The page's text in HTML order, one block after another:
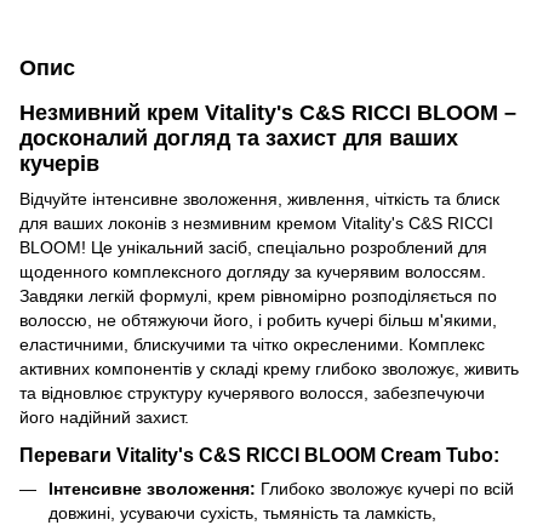
Опис
Незмивний крем Vitality's C&S RICCI BLOOM –
досконалий догляд та захист для ваших
кучерів
Відчуйте інтенсивне зволоження, живлення, чіткість та блиск
для ваших локонів з незмивним кремом Vitality's C&S RICCI
BLOOM! Це унікальний засіб, спеціально розроблений для
щоденного комплексного догляду за кучерявим волоссям.
Завдяки легкій формулі, крем рівномірно розподіляється по
волоссю, не обтяжуючи його, і робить кучері більш м'якими,
еластичними, блискучими та чітко окресленими. Комплекс
активних компонентів у складі крему глибоко зволожує, живить
та відновлює структуру кучерявого волосся, забезпечуючи
його надійний захист.
Переваги Vitality's C&S RICCI BLOOM Cream Tubo:
Інтенсивне зволоження: Глибоко зволожує кучері по всій
довжині, усуваючи сухість, тьмяність та ламкість,